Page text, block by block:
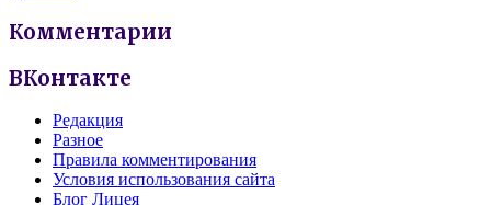
Комментарии
ВКонтакте
Редакция
Разное
Правила комментирования
Условия использования сайта
Блог Лицея